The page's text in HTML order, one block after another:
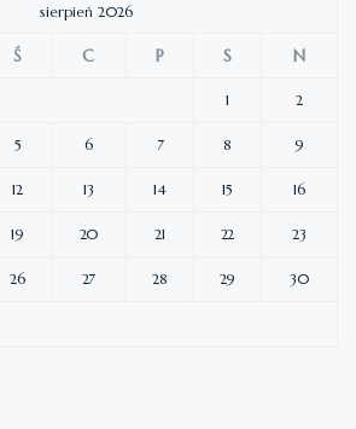
sierpień 2026
Ś C P S N
1 2
5 6 7 8 9
12 13 14 15 16
19 20 21 22 23
26 27 28 29 30